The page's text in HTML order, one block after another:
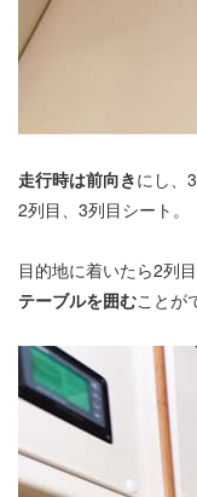
走行時は前向きにし、
2列目、3列目シート。
目的地に着いたら2列
テーブルを囲むことが